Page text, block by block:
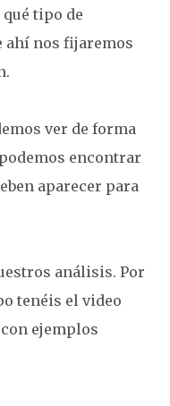
tipo de
ahí nos fijaremos
ver de forma
encontrar
aparecer para
análisis. Por
tenéis el video
ejemplos